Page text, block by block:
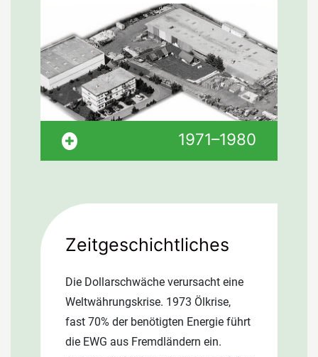
Lösung von Abdichtungsproblemen
erweisen sich als Erfolg. Das
Unternehmen expandiert.
Maßstabsgetreue Modelleinheiten für
sämtliche Dach- und…
Der Betrieb wird erweitert. Die
Entwicklung von
Flachdachkonstruktionen und die
erweisen sich als Erfolg. Das
Maßstabsgetreue Modelleinheiten für
Fassadenkonstruktionen werden
angefertigt. Rückschläge und
Krisensituationen bewältigt der
Firmenchef mit Mut,
1971–1980
Zeitgeschichtliches
Die Dollarschwäche verursacht eine
Weltwährungskrise. 1973 Ölkrise,
fast 70% der benötigten Energie führt
die EWG aus Fremdländern ein.